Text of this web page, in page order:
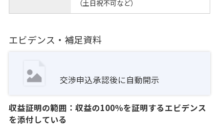
（土日祝不可など）
エビデンス・補足資料
交渉申込承認後に自動開示
収益証明の範囲：収益の100％を証明するエビデンス
を添付している